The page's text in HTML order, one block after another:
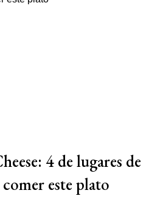
4 de lugares de
este plato